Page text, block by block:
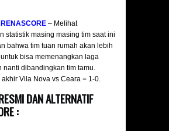
– Melihat
statistik masing masing tim saat ini
bahwa tim tuan rumah akan lebih
bisa memenangkan laga
nanti dibandingkan tim tamu.
akhir Vila Nova vs Ceara = 1-0.
DAN ALTERNATIF
: